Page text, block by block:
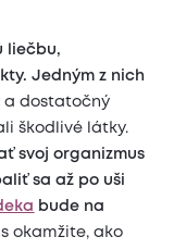
liečbu,
Jedným z nich
a dostatočný
škodlivé látky.
svoj organizmus
sa až po uši
bude na
okamžite, ako